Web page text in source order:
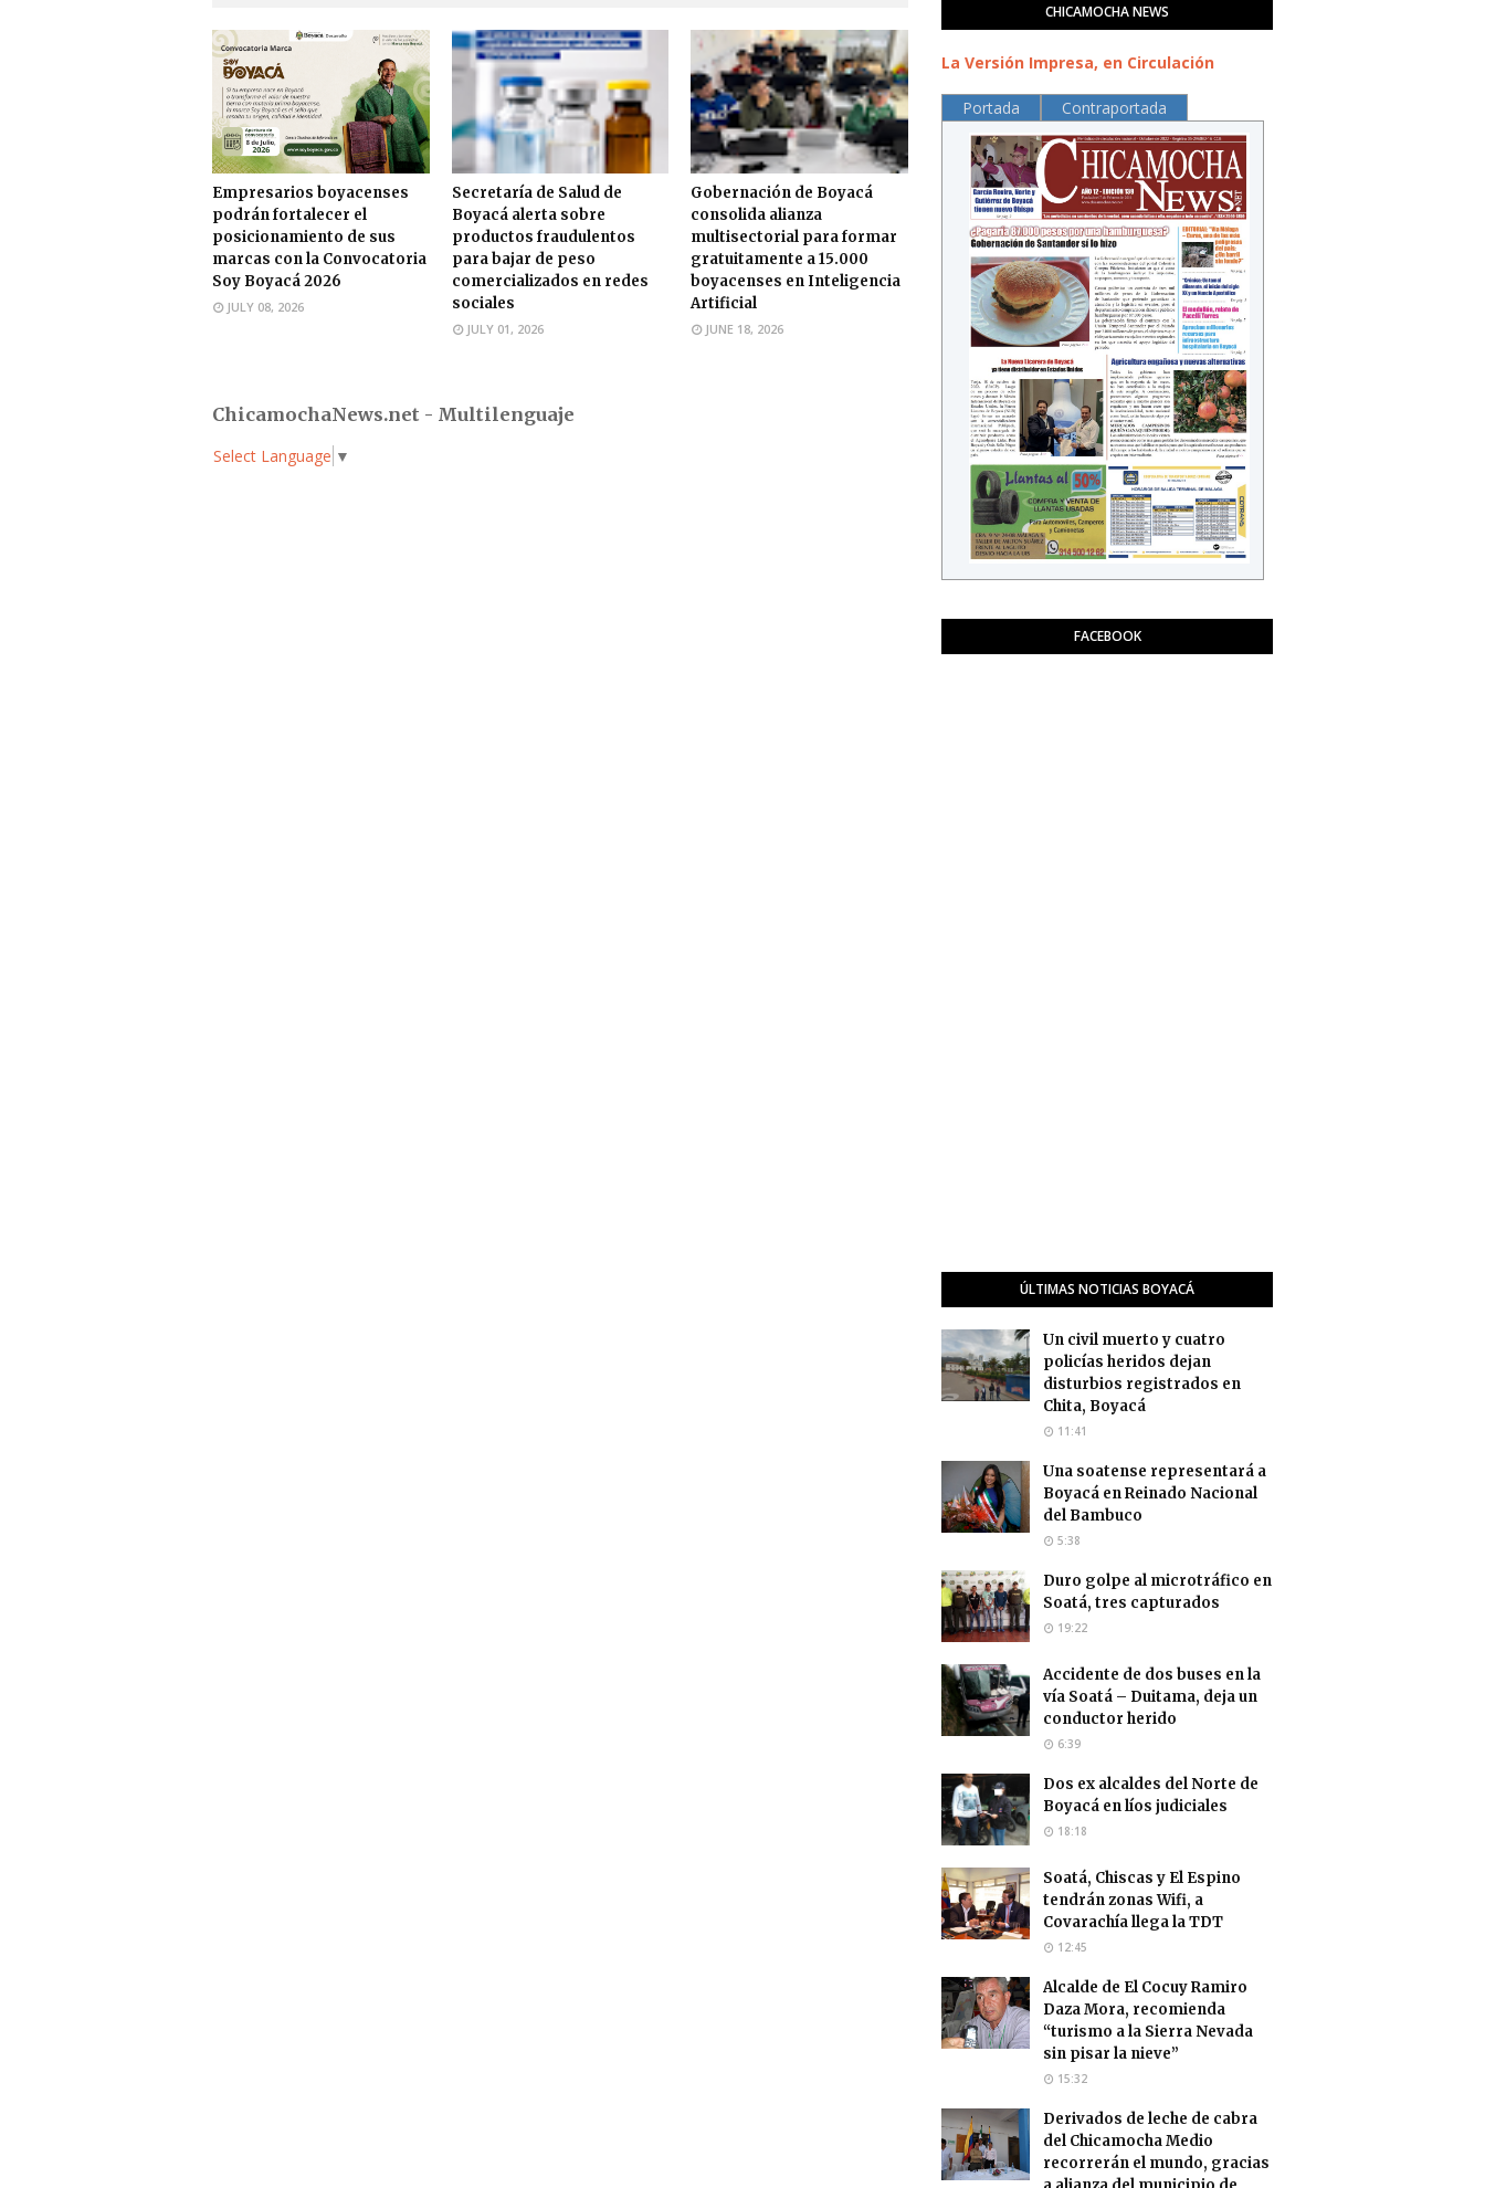
Empresarios boyacenses
podrán fortalecer el
posicionamiento de sus
marcas con la Convocatoria
Soy Boyacá 2026
JULY 08, 2026
Secretaría de Salud de
Boyacá alerta sobre
productos fraudulentos
para bajar de peso
comercializados en redes
sociales
JULY 01, 2026
Gobernación de Boyacá
consolida alianza
multisectorial para formar
gratuitamente a 15.000
boyacenses en Inteligencia
Artificial
JUNE 18, 2026
ChicamochaNews.net - Multilenguaje
Select Language ▼
CHICAMOCHA NEWS
La Versión Impresa, en Circulación
Portada Contraportada
FACEBOOK
ÚLTIMAS NOTICIAS BOYACÁ
Un civil muerto y cuatro
policías heridos dejan
disturbios registrados en
Chita, Boyacá
11:41
Una soatense representará a
Boyacá en Reinado Nacional
del Bambuco
5:38
Duro golpe al microtráfico en
Soatá, tres capturados
19:22
Accidente de dos buses en la
vía Soatá – Duitama, deja un
conductor herido
6:39
Dos ex alcaldes del Norte de
Boyacá en líos judiciales
18:18
Soatá, Chiscas y El Espino
tendrán zonas Wifi, a
Covarachía llega la TDT
12:45
Alcalde de El Cocuy Ramiro
Daza Mora, recomienda
“turismo a la Sierra Nevada
sin pisar la nieve”
15:32
Derivados de leche de cabra
del Chicamocha Medio
recorrerán el mundo, gracias